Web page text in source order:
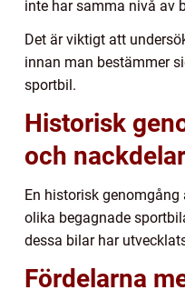
inte har samma nivå av
Det är viktigt att
innan man bestämmer
sportbil.
Historisk
och nackdelar
En historisk
olika begagnade
dessa bilar har
Fördelarna